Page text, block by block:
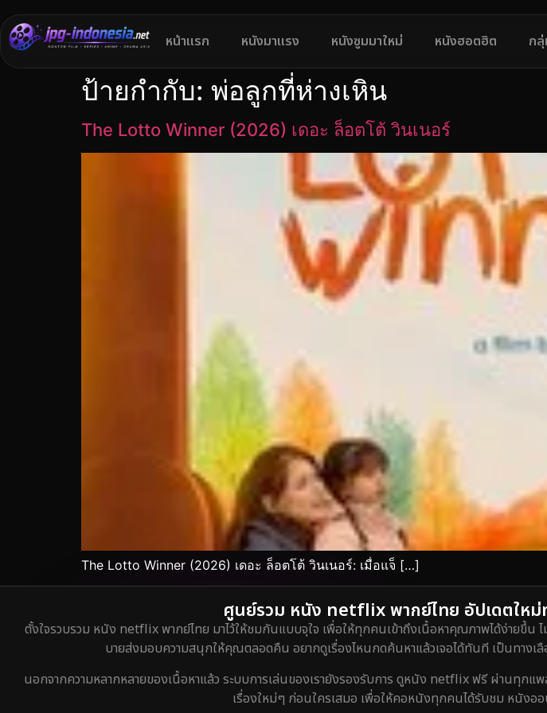
หน้าแรก หนังมาแรง หนังซูมมาใหม่ หนังฮอตฮิต ก
ป้ายกำกับ: พ่อลูกที่ห่างเหิน
The Lotto Winner (2026) เดอะ ล็อตโต้ วินเนอร์
The Lotto Winner (2026) เดอะ ล็อตโต้ วินเนอร์: เมื่อแจ็ […]
ศูนย์รวม หนัง netflix พากย์ไทย อัปเดตให
ตั้งใจรวบรวม หนัง netflix พากย์ไทย มาไว้ให้ชมกันแบบจุใจ เพื่อให้ทุกคนเข้าถึงเนื้อหาคุณภาพได้ง่ายขึ้น
บายส่งมอบความสนุกให้คุณตลอดคืน อยากดูเรื่องไหนกดค้นหาแล้วเจอได้ทันที เป็นทา
นอกจากความหลากหลายของเนื้อหาแล้ว ระบบการเล่นของเรายังรองรับการ ดูหนัง netflix ฟรี ผ่านทุ
เรื่องใหม่ๆ ก่อนใครเสมอ เพื่อให้คอหนังทุกคนได้รับชม หนังอ